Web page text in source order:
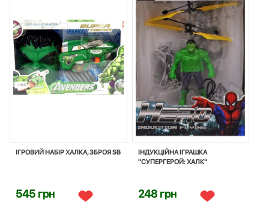
ІГРОВИЙ НАБІР ХАЛКА, ЗБРОЯ SB
545 грн
ІНДУКЦІЙНА ІГРАШКА
"СУПЕРГЕРОЙ: ХАЛК"
248 грн